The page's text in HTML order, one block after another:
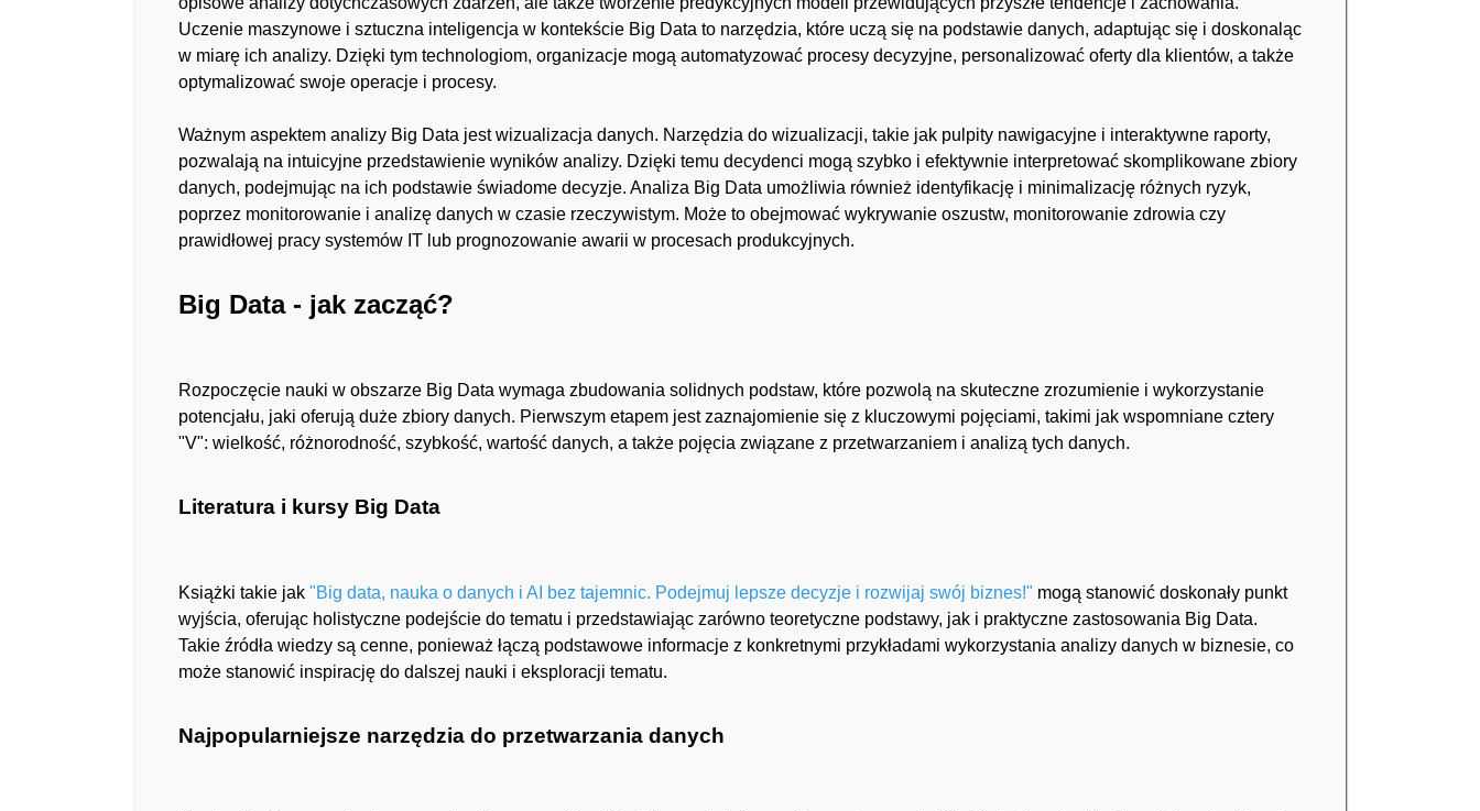
Uczenie maszynowe i sztuczna inteligencja w kontekście Big Data to narzędzia, które uczą się na podstawie danych, adaptując się i doskonaląc
w miarę ich analizy. Dzięki tym technologiom, organizacje mogą automatyzować procesy decyzyjne, personalizować oferty dla klientów, a także
optymalizować swoje operacje i procesy.
Ważnym aspektem analizy Big Data jest wizualizacja danych. Narzędzia do wizualizacji, takie jak pulpity nawigacyjne i interaktywne raporty,
pozwalają na intuicyjne przedstawienie wyników analizy. Dzięki temu decydenci mogą szybko i efektywnie interpretować skomplikowane zbiory
danych, podejmując na ich podstawie świadome decyzje. Analiza Big Data umożliwia również identyfikację i minimalizację różnych ryzyk,
poprzez monitorowanie i analizę danych w czasie rzeczywistym. Może to obejmować wykrywanie oszustw, monitorowanie zdrowia czy
prawidłowej pracy systemów IT lub prognozowanie awarii w procesach produkcyjnych.
Big Data - jak zacząć?
Rozpoczęcie nauki w obszarze Big Data wymaga zbudowania solidnych podstaw, które pozwolą na skuteczne zrozumienie i wykorzystanie
potencjału, jaki oferują duże zbiory danych. Pierwszym etapem jest zaznajomienie się z kluczowymi pojęciami, takimi jak wspomniane cztery
"V": wielkość, różnorodność, szybkość, wartość danych, a także pojęcia związane z przetwarzaniem i analizą tych danych.
Literatura i kursy Big Data
Książki takie jak "Big data, nauka o danych i AI bez tajemnic. Podejmuj lepsze decyzje i rozwijaj swój biznes!" mogą stanowić doskonały punkt
wyjścia, oferując holistyczne podejście do tematu i przedstawiając zarówno teoretyczne podstawy, jak i praktyczne zastosowania Big Data.
Takie źródła wiedzy są cenne, ponieważ łączą podstawowe informacje z konkretnymi przykładami wykorzystania analizy danych w biznesie, co
może stanowić inspirację do dalszej nauki i eksploracji tematu.
Najpopularniejsze narzędzia do przetwarzania danych